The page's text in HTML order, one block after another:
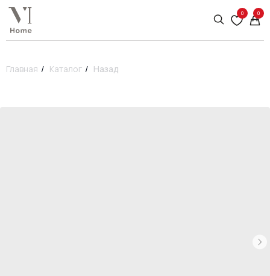
0 0
Главная / Каталог / Назад